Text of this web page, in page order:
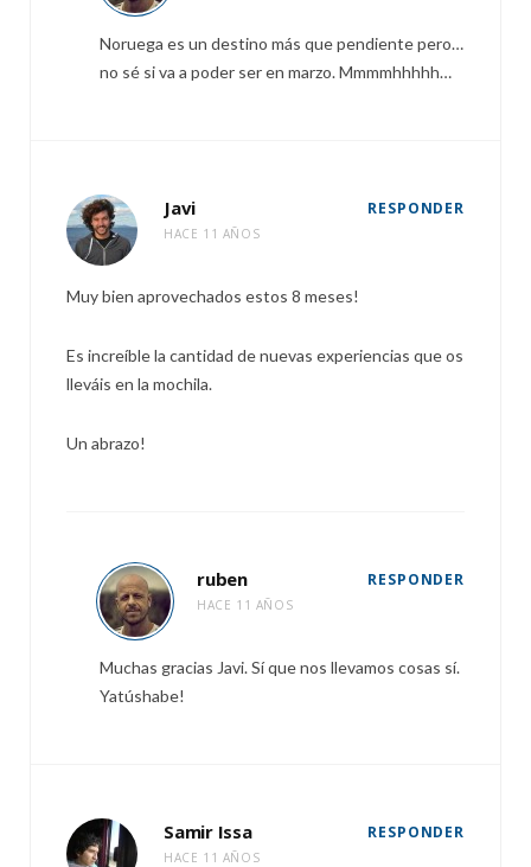
Noruega es un destino más que pendiente pero…
no sé si va a poder ser en marzo. Mmmmhhhhh…
Javi
HACE 11 AÑOS
RESPONDER
Muy bien aprovechados estos 8 meses!
Es increíble la cantidad de nuevas experiencias que os
lleváis en la mochila.
Un abrazo!
ruben
HACE 11 AÑOS
RESPONDER
Muchas gracias Javi. Sí que nos llevamos cosas sí.
Yatúshabe!
Samir Issa
HACE 11 AÑOS
RESPONDER